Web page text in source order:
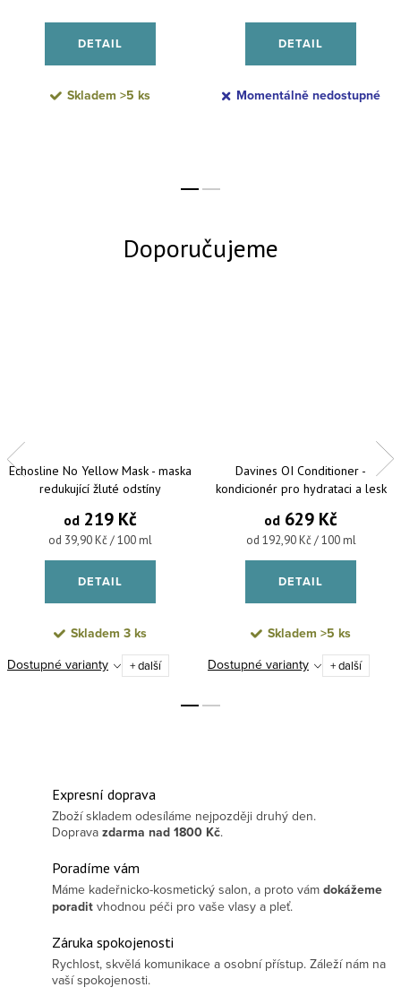
DETAIL
Skladem >5 ks
DETAIL
Momentálně nedostupné
Echosline No Yellow Mask - maska
redukující žluté odstíny
od 219 Kč
Měrná cena:
od 39,90 Kč / 100 ml
DETAIL
Skladem 3 ks
Dostupné varianty + další
Davines OI Conditioner -
kondicionér pro hydrataci a lesk
od 629 Kč
Měrná cena:
od 192,90 Kč / 100 ml
DETAIL
Skladem >5 ks
Dostupné varianty + další
Expresní doprava
Zboží skladem odesíláme nejpozději druhý den.
Doprava zdarma nad 1800 Kč.
Poradíme vám
Máme kadeřnicko-kosmetický salon, a proto vám dokážeme
poradit vhodnou péči pro vaše vlasy a pleť.
Záruka spokojenosti
Rychlost, skvělá komunikace a osobní přístup. Záleží nám na
vaší spokojenosti.